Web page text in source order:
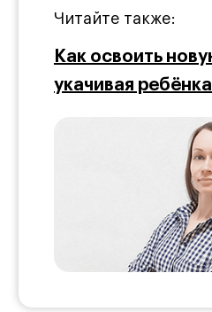
Читайте также:
Как освоить
укачивая ребёнка